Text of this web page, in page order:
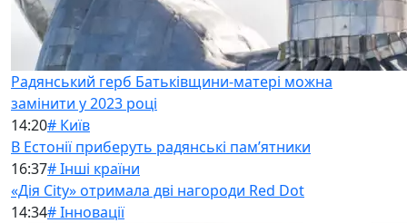
Радянський герб Батьківщини-матері можна
замінити у 2023 році
14:20# Київ
В Естонії приберуть радянські памʼятники
16:37# Інші країни
«Дія City» отримала дві нагороди Red Dot
14:34# Інновації